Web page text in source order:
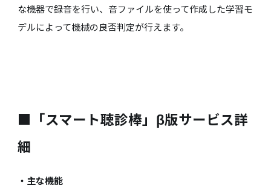
な機器で録音を行い、音ファイルを使って作成した学習モ
デルによって機械の良否判定が行えます。
■「スマート聴診棒」β版サービス詳
細
・主な機能